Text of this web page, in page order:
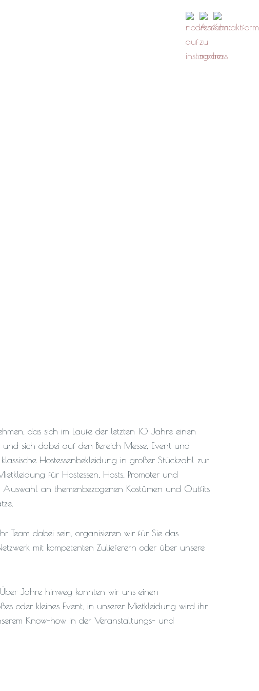
das sich im Laufe der letzten 10 Jahre einen
sich dabei auf den Bereich Messe, Event und
Hostessenbekleidung in großer Stückzahl zur
für Hostessen, Hosts, Promoter und
Auswahl an themenbezogenen Kostümen und Outfits
Team dabei sein, organisieren wir für Sie das
mit kompetenten Zulieferern oder über unsere
Jahre hinweg konnten wir uns einen
oder kleines Event, in unserer Mietkleidung wird ihr
Know-how in der Veranstaltungs- und